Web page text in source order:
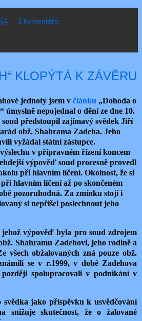
3 komentáře:
KLOPÝTÁ K ZÁVĚRU
jednoty jsem v článku „Dohoda o
úmyslně nepojednal o dění ze dne 10.
předstoupil zajímavý svědek Jiří
obž. Shahrama Zadeha. Jeho
vyžádal státní zástupce.
v přípravném řízení koncem
výpověď soud procesně provedl
při hlavním líčení. Okolnost, že si
hlavním líčení až po skončeném
pozoruhodná. Za zmínku stojí i
si nepřišel poslechnout jeho
výpověď byla pro soud zdrojem
Shahramu Zadehovi, jeho rodině a
všech obžalovaných zná pouze obž.
se v r.1999, v době Zadehova
spolupracovali v podnikání v
jako příspěvku k usvědčování
snižuje skutečnost, že o žalované